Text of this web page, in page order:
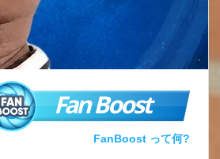
Fan Boost
FanBoost って何?